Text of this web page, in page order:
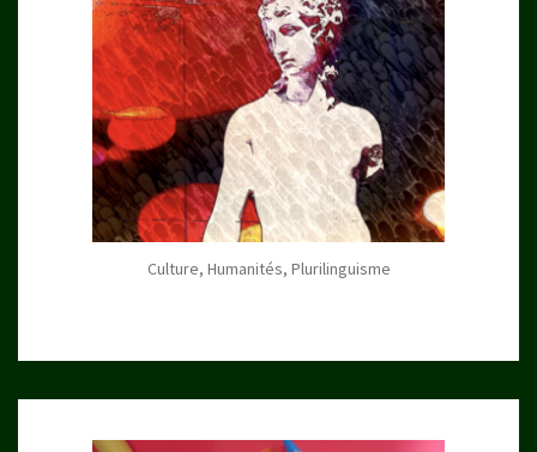
Culture, Humanités, Plurilinguisme